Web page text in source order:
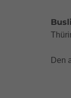
Den